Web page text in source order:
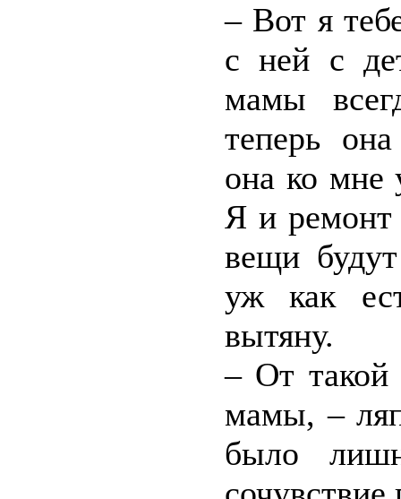
– Вот я
с ней с
мамы
теперь
она ко мне
Я и ремонт
вещи
уж как
вытяну.
– От
мамы, –
было